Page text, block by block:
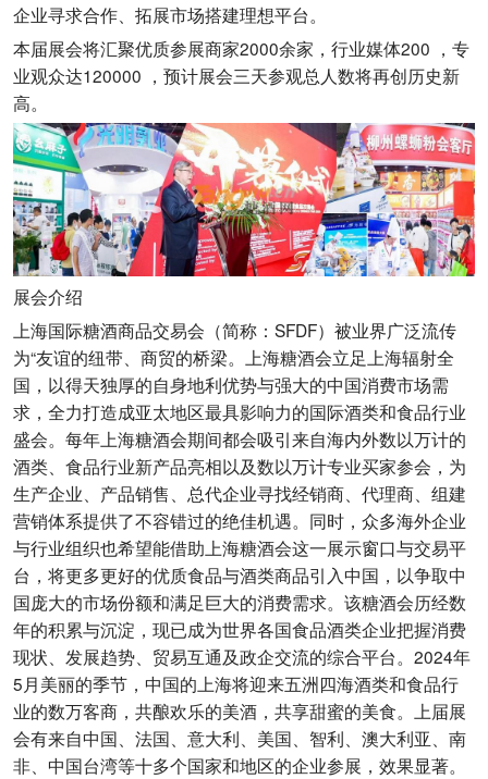
企业寻求合作、拓展市场搭建理想平台。
本届展会将汇聚优质参展商家2000余家，行业媒体200 ，专
业观众达120000 ，预计展会三天参观总人数将再创历史新
高。
展会介绍
上海国际糖酒商品交易会（简称：SFDF）被业界广泛流传
为“友谊的纽带、商贸的桥梁。上海糖酒会立足上海辐射全
国，以得天独厚的自身地利优势与强大的中国消费市场需
求，全力打造成亚太地区最具影响力的国际酒类和食品行业
盛会。每年上海糖酒会期间都会吸引来自海内外数以万计的
酒类、食品行业新产品亮相以及数以万计专业买家参会，为
生产企业、产品销售、总代企业寻找经销商、代理商、组建
营销体系提供了不容错过的绝佳机遇。同时，众多海外企业
与行业组织也希望能借助上海糖酒会这一展示窗口与交易平
台，将更多更好的优质食品与酒类商品引入中国，以争取中
国庞大的市场份额和满足巨大的消费需求。该糖酒会历经数
年的积累与沉淀，现已成为世界各国食品酒类企业把握消费
现状、发展趋势、贸易互通及政企交流的综合平台。2024年
5月美丽的季节，中国的上海将迎来五洲四海酒类和食品行
业的数万客商，共酿欢乐的美酒，共享甜蜜的美食。上届展
会有来自中国、法国、意大利、美国、智利、澳大利亚、南
非、中国台湾等十多个国家和地区的企业参展，效果显著。